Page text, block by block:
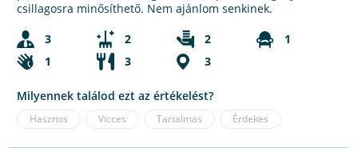
csillagosra minősíthető. Nem ajánlom senkinek.
3
2 2
1
1
3 3
Milyennek találod ezt az értékelést?
Hasznos Vicces Tartalmas Érdekes